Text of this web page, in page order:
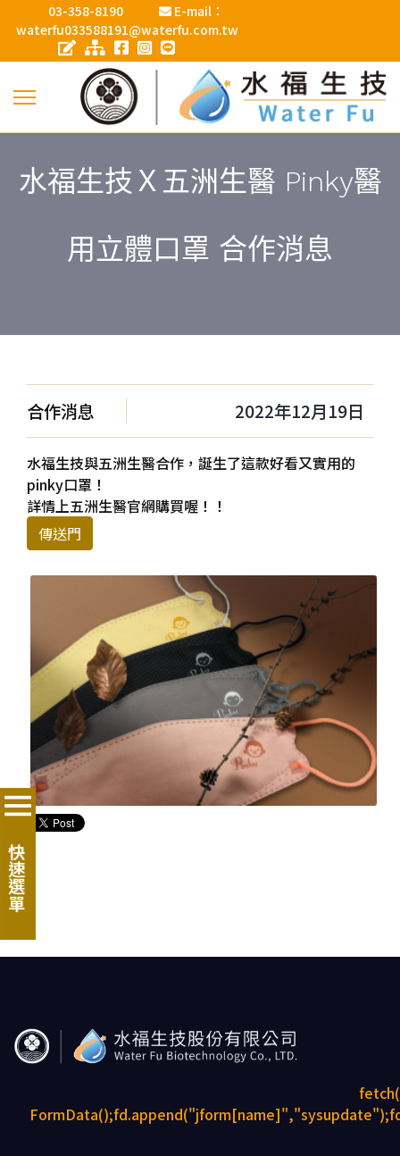
03-358-8190
E-mail：
waterfu033588191@waterfu.com.tw
水福生技Ｘ五洲生醫 Pinky醫
用立體口罩 合作消息
合作消息 2022年12月19日
水福生技與五洲生醫合作，誕生了這款好看又實用的
pinky口罩！
詳情上五洲生醫官網購買喔！！
傳送門
快速選單